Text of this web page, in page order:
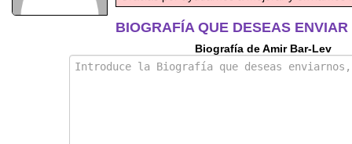
BIOGRAFÍA QUE DESEAS ENVIAR
Biografía de Amir Bar-Lev